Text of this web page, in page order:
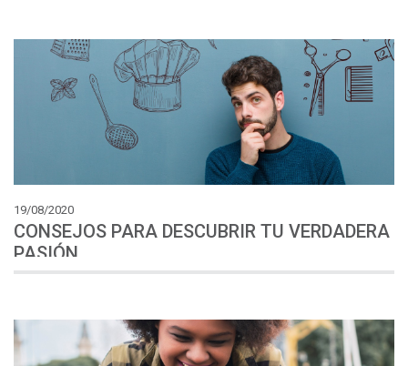
19/08/2020
CONSEJOS PARA DESCUBRIR TU VERDADERA
PASIÓN